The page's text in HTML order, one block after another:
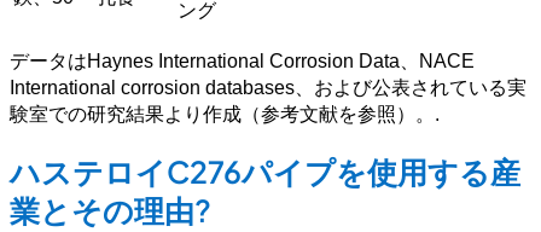
ング
データはHaynes International Corrosion Data、NACE
International corrosion databases、および公表されている実
験室での研究結果より作成（参考文献を参照）。.
ハステロイC276パイプを使用する産
業とその理由?